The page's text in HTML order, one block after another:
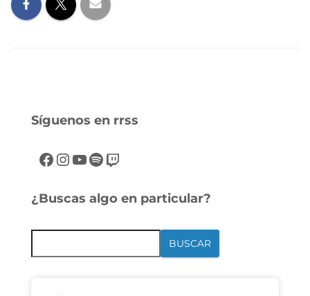
Síguenos en rrss
¿Buscas algo en particular?
BUSCAR